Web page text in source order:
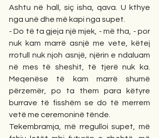
Ashtu në hall, siç isha, qava. U kthye
nga unë dhe më kapi nga supet.
- Do të ta gjeja një mjek, - më tha, - por
nuk kam marrë asnjë me vete, këtej
rrotull nuk njoh asnjë, njërin e ndaluam
në mes të sheshit, të tjerë nuk ka.
Meqenëse të kam marrë shumë
përzemër, po ta them para këtyre
burrave të fisshëm se do të merrem
vetë me ceremoninë tënde.
Tekembramja, më rregulloi supet, më